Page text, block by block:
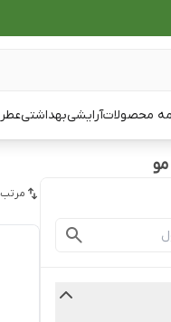
محصولاتآرایشیبهداشتی